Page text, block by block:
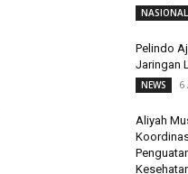
NASIONAL
Pelindo
Jaringan
NEWS 6
Aliyah